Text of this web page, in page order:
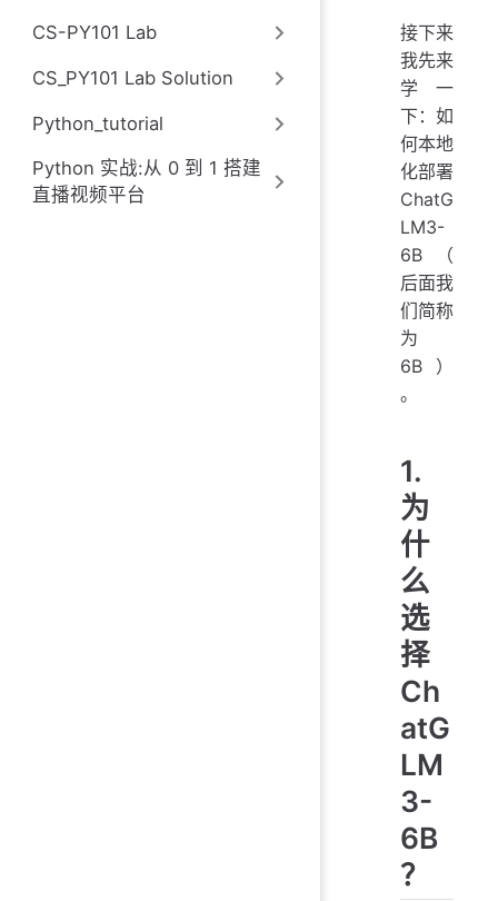
CS-PY101 Lab
CS_PY101 Lab Solution
Python_tutorial
Python 实战:从 0 到 1 搭建
直播视频平台
接下来
我先来
学一
下：如
何本地
化部署
ChatG
LM3-
6B（
后面我
们简称
为
6B）
。
1.
为
什
么
选
择
Ch
atG
LM
3-
6B
？